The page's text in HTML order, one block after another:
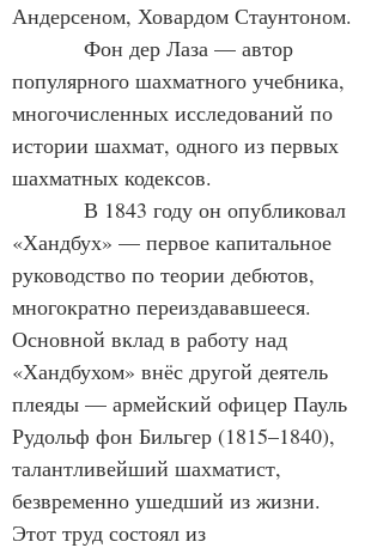
Андерсеном, Ховардом Стаунтоном.
популярного шахматного учебника,
многочисленных исследований по
истории шахмат, одного из первых
шахматных кодексов.
«Хандбух» — первое капитальное
руководство по теории дебютов,
многократно переиздававшееся.
Основной вклад в работу над
«Хандбухом» внёс другой деятель
плеяды — армейский офицер Пауль
Рудольф фон Бильгер (1815–1840),
талантливейший шахматист,
безвременно ушедший из жизни.
Этот труд состоял из